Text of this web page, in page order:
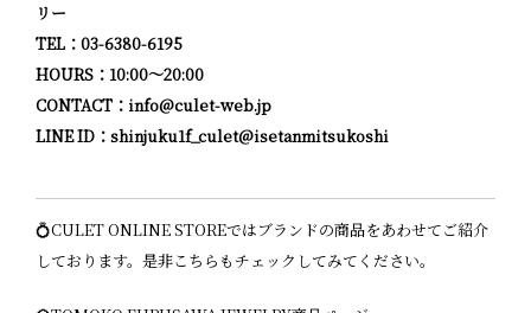
リー
TEL：03-6380-6195
HOURS：10:00〜20:00
CONTACT：info@culet-web.jp
LINE ID： shinjuku1f_culet@isetanmitsukoshi
💍CULET ONLINE STOREではブランドの商品をあわせてご紹介
しております。是非こちらもチェックしてみてください。